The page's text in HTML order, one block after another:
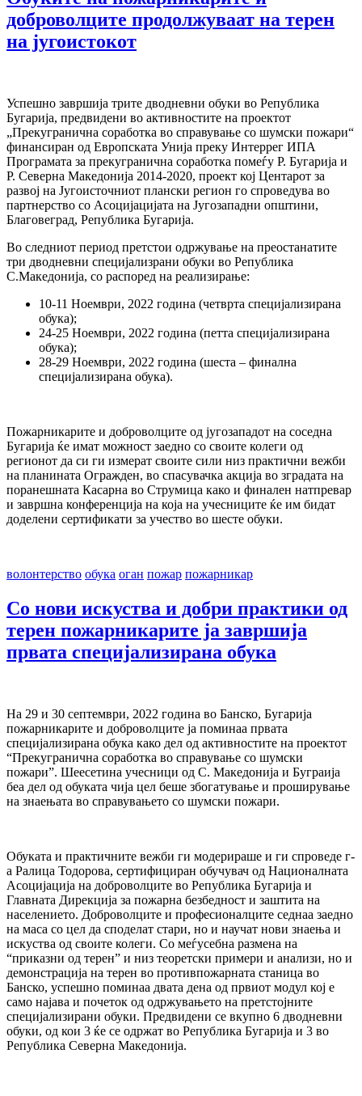
доброволците продолжуваат на терен
на југоистокот
Успешно завршија трите дводневни обуки во Република
Бугарија, предвидени во активностите на проектот
„Прекугранична соработка во справување со шумски пожари“
финансиран од Европската Унија преку Интеррег ИПА
Програмата за прекугранична соработка помеѓу Р. Бугарија и
Р. Северна Македонија 2014-2020, проект кој Центарот за
развој на Југоисточниот плански регион го спроведува во
партнерство со Асоцијацијата на Југозападни општини,
Благовеград, Република Бугарија.
Во следниот период претстои одржување на преостанатите
три дводневни специјализрани обуки во Република
С.Македонија, со распоред на реализирање:
10-11 Ноември, 2022 година (четврта специјализирана
обука);
24-25 Ноември, 2022 година (петта специјализирана
обука);
28-29 Ноември, 2022 година (шеста – финална
специјализирана обука).
Пожарникарите и доброволците од југозападот на соседна
Бугарија ќе имат можност заедно со своите колеги од
регионот да си ги измерат своите сили низ практични вежби
на планината Огражден, во спасувачка акција во зградата на
поранешната Касарна во Струмица како и финален натпревар
и завршна конференција на која на учесниците ќе им бидат
доделени сертификати за учество во шесте обуки.
волонтерство обука оган пожар пожарникар
Со нови искуства и добри практики од
терен пожарникарите ја завршија
првата специјализирана обука
На 29 и 30 септември, 2022 година во Банско, Бугарија
пожарникарите и доброволците ја поминаа првата
специјализирана обука како дел од активностите на проектот
“Прекугранична соработка во справување со шумски
пожари”. Шеесетина учесници од С. Македонија и Буграија
беа дел од обуката чија цел беше збогатување и проширување
на знаењата во справувањето со шумски пожари.
Обуката и практичните вежби ги модерираше и ги спроведе г-
а Ралица Тодорова, сертифициран обучувач од Националната
Асоцијација на доброволците во Република Бугарија и
Главната Дирекција за пожарна безбедност и заштита на
населението. Доброволците и професионалците седнаа заедно
на маса со цел да споделат стари, но и научат нови знаења и
искуства од своите колеги. Со меѓусебна размена на
“приказни од терен” и низ теоретски примери и анализи, но и
демонстрација на терен во противпожарната станица во
Банско, успешно поминаа двата дена од првиот модул кој е
само најава и почеток од одржувањето на претстојните
специјализирани обуки. Предвидени се вкупно 6 дводневни
обуки, од кои 3 ќе се одржат во Република Бугарија и 3 во
Република Северна Македонија.